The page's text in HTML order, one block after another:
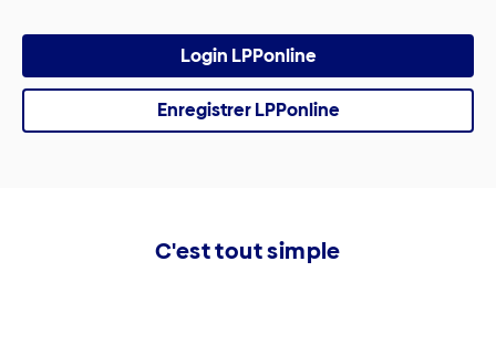
Login LPPonline
Enregistrer LPPonline
C'est tout simple